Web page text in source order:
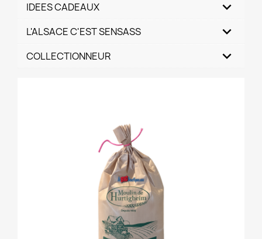
IDEES CADEAUX
L'ALSACE C'EST SENSASS
COLLECTIONNEUR